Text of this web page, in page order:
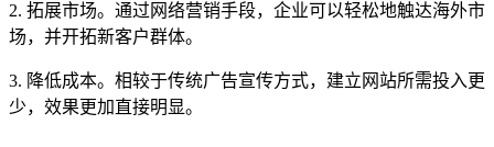
2. 拓展市场。通过网络营销手段，企业可以轻松地触达海外市
场，并开拓新客户群体。
3. 降低成本。相较于传统广告宣传方式，建立网站所需投入更
少，效果更加直接明显。